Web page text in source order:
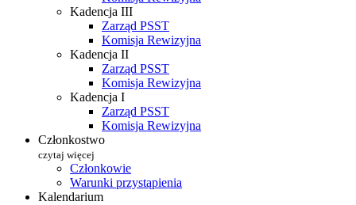
Kadencja III
Zarząd PSST
Komisja Rewizyjna
Kadencja II
Zarząd PSST
Komisja Rewizyjna
Kadencja I
Zarząd PSST
Komisja Rewizyjna
Członkostwo
czytaj więcej
Członkowie
Warunki przystąpienia
Kalendarium